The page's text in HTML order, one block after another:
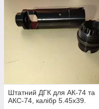
Штатний ДГК для АК-74 та
АКС-74, калібр 5.45х39.